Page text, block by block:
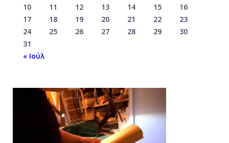
10
11 12 13 14 15
16
17
18 19 20 21 22
23
24
25 26 27 28 29
30
31
« Ιούλ